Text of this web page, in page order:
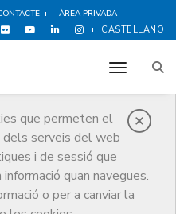
ÀREA PRIVADA
CASTELLANO
que permeten el
dels serveis del web
i de sessió que
quan navegues.
o per a canviar la
toggle
i descomptes